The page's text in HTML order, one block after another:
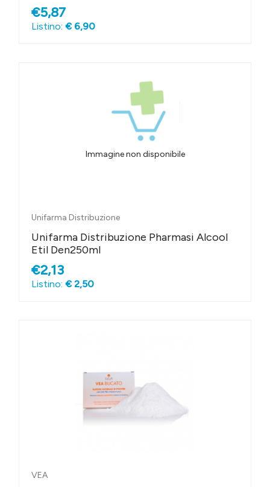
€5,87
Listino: € 6,90
Immagine non disponibile
Unifarma Distribuzione
Unifarma Distribuzione Pharmasi Alcool
Etil Den250ml
€2,13
Listino: € 2,50
VEA